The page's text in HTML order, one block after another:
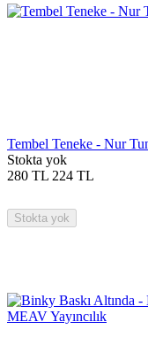
Tembel Teneke - Nur
Stokta yok
280 TL 224 TL
Stokta yok